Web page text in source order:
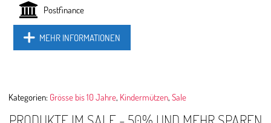
Postfinance
MEHR INFORMATIONEN
Kategorien: Grösse bis 10 Jahre, Kindermützen,Sale